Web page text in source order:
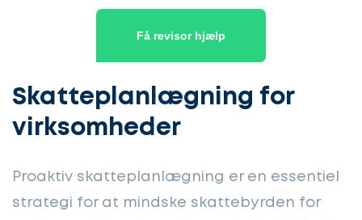
Få revisor hjælp
Skatteplanlægning for
virksomheder
Proaktiv skatteplanlægning er en essentiel
strategi for at mindske skattebyrden for